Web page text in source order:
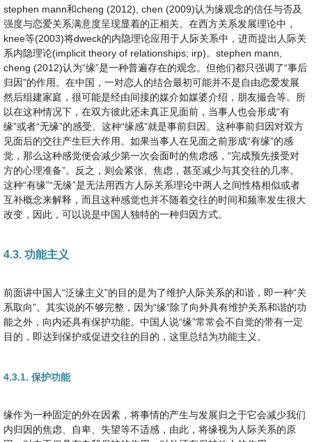
stephen mann和cheng (2012), chen (2009)认为缘观念的信任与否及
强度与恋爱关系满意度呈现显着的正相关。在西方关系发展理论中，
knee等(2003)将dweck的内隐理论应用于人际关系中，进而提出人际关
系内隐理论(implicit theory of relationships; irp)。stephen mann,
cheng (2012)认为“缘”是一种普遍存在的观念。但他们都只强调了“事后
归因”的作用。在中国，一对恋人的结合最初可能并不是自由恋爱发展
然后组建家庭，很可能是经由间接的媒介如媒婆介绍，朋友撮合等。所
以在这种情况下，在双方彼此还未真正见面前，当事人也会形成“有
缘”或者“无缘”的感受。这种“缘感”就是事前归因。这种事前归因对双方
见面后的交往产生巨大作用。如果当事人在见面之前形成“有缘”的感
觉，那么这种感觉便会减少第一次会面时的焦虑感，“完成预先接受对
方的心理准备”。反之，则会紧张、焦虑，甚至减少与其交往的几率。
这种“有缘”“无缘”是无法用西方人际关系理论中两人之间性格相似或者
互补概念来解释，而且这种感觉也并不随着交往的时间和频率发生很大
改变，因此，可以说是中国人独特的一种归因方式。
4.3. 功能主义
前面讲中国人“泛缘主义”的目的是为了维护人际关系的和谐，即一种“关
系取向”。其实说的不够完整，因为“缘”除了向外具有维护关系和谐的功
能之外，向内还具有保护功能。中国人说“缘”常常会不自觉的带有一定
目的，即达到保护或促进交往的目的，这里总结为功能主义。
4.3.1. 保护功能
缘作为一种固定的外在因素，将事情的产生与发展归之于它会减少我们
内归因的焦虑、自卑、失望等不适感，由此，将缘视为人际关系的原